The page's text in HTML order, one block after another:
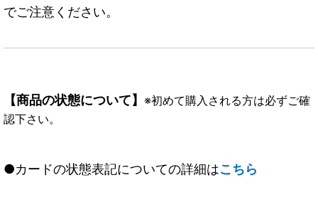
でご注意ください。
【商品の状態について】 ※初めて購入される方は必ずご確
認下さい。
●カードの状態表記についての詳細はこちら